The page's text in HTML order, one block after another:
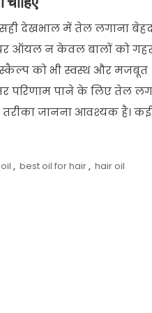
सही देखभाल में तेल लगाना
ऑयल न केवल बालों को
को भी स्वस्थ और मजबूत
परिणाम पाने के लिए तेल
जानना आवश्यक है। कई
, best oil for hair, hair oil